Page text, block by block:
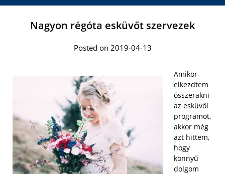
Nagyon régóta esküvőt szervezek
Posted on 2019-04-13
Amikor
elkezdtem
összerakni
az esküvői
programot,
akkor még
azt hittem,
hogy
könnyű
dolgom